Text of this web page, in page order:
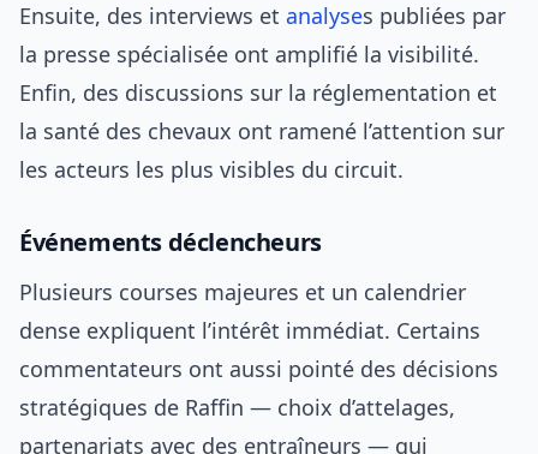
Ensuite, des interviews et analyses publiées par
la presse spécialisée ont amplifié la visibilité.
Enfin, des discussions sur la réglementation et
la santé des chevaux ont ramené l’attention sur
les acteurs les plus visibles du circuit.
Événements déclencheurs
Plusieurs courses majeures et un calendrier
dense expliquent l’intérêt immédiat. Certains
commentateurs ont aussi pointé des décisions
stratégiques de Raffin — choix d’attelages,
partenariats avec des entraîneurs — qui